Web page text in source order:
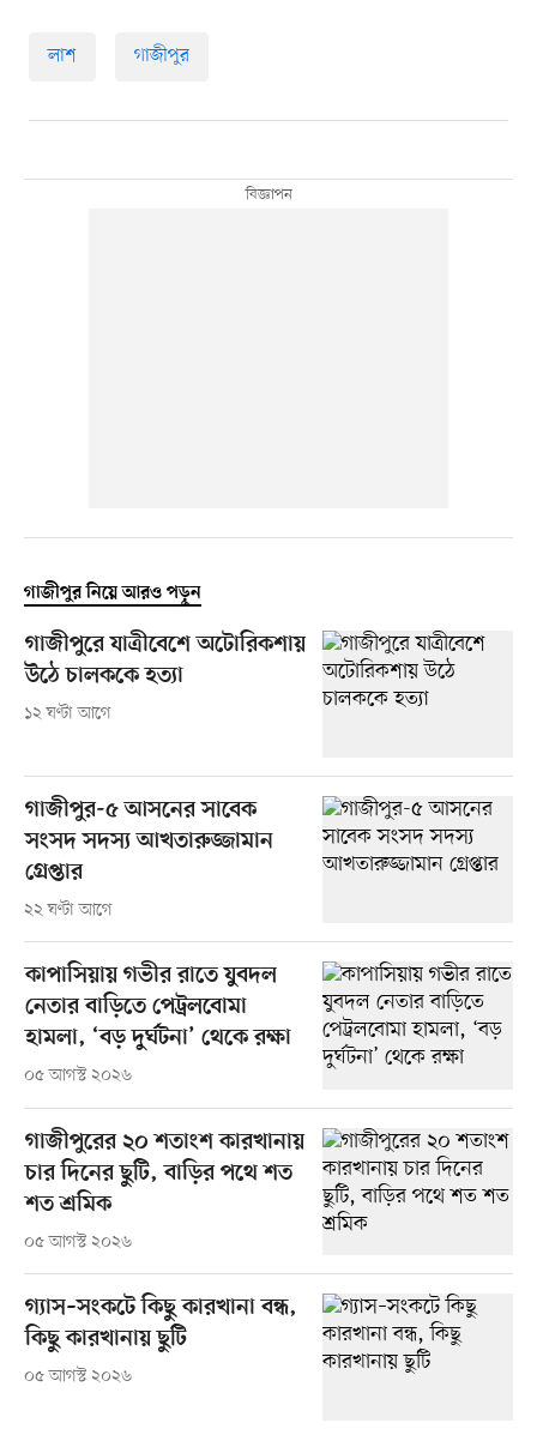
লাশ গাজীপুর
গাজীপুর নিয়ে আরও পড়ুন
গাজীপুরে যাত্রীবেশে অটোরিকশায়
উঠে চালককে হত্যা
১২ ঘণ্টা আগে
গাজীপুর-৫ আসনের সাবেক
সংসদ সদস্য আখতারুজ্জামান
গ্রেপ্তার
২২ ঘণ্টা আগে
কাপাসিয়ায় গভীর রাতে যুবদল
নেতার বাড়িতে পেট্রলবোমা
হামলা, ‘বড় দুর্ঘটনা’ থেকে রক্ষা
০৫ আগস্ট ২০২৬
গাজীপুরের ২০ শতাংশ কারখানায়
চার দিনের ছুটি, বাড়ির পথে শত
শত শ্রমিক
০৫ আগস্ট ২০২৬
গ্যাস–সংকটে কিছু কারখানা বন্ধ,
কিছু কারখানায় ছুটি
০৫ আগস্ট ২০২৬